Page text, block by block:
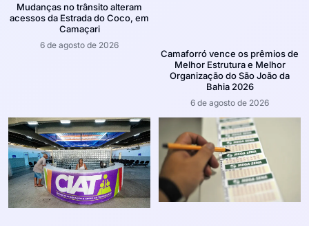
Mudanças no trânsito alteram
acessos da Estrada do Coco, em
Camaçari
6 de agosto de 2026
Camaforró vence os prêmios de
Melhor Estrutura e Melhor
Organização do São João da
Bahia 2026
6 de agosto de 2026